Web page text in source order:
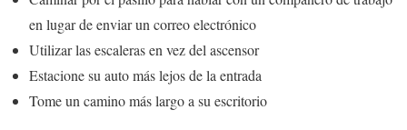
en lugar de enviar un correo electrónico
Utilizar las escaleras en vez del ascensor
Estacione su auto más lejos de la entrada
Tome un camino más largo a su escritorio